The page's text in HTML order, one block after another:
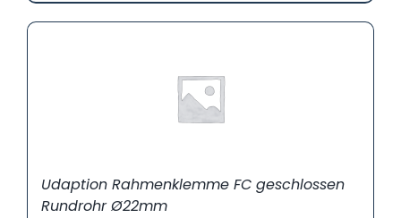
Udaption Rahmenklemme FC geschlossen
Rundrohr Ø22mm